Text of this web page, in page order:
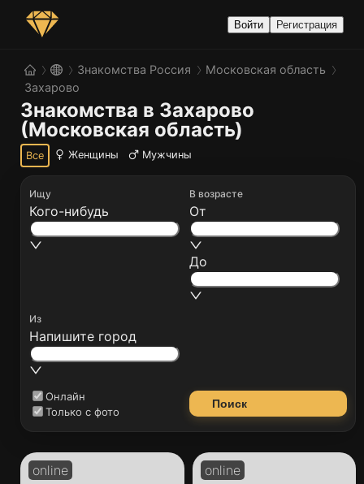
Войти Регистрация
Знакомства Россия
Московская область
Захарово
Знакомства в Захарово
(Московская область)
Все Женщины Мужчины
Ищу
Кого-нибудь
Из
Напишите город
В возрасте
От
До
Онлайн
Только с фото
Поиск